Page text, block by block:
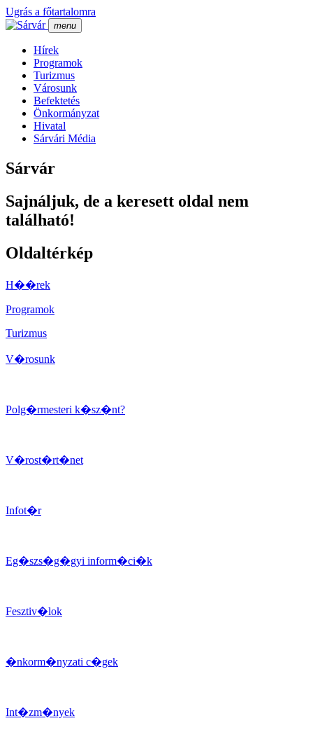
Ugrás a főtartalomra
menu
Hí­rek
Programok
Turizmus
Városunk
Befektetés
Önkormányzat
Hivatal
Sárvári Média
Sárvár
Sajnáljuk, de a keresett oldal nem
található!
Oldaltérkép
H��rek
Programok
Turizmus
V�rosunk
Polg�rmesteri k�sz�nt?
V�rost�rt�net
Infot�r
Eg�szs�g�gyi inform�ci�k
Fesztiv�lok
�nkorm�nyzati c�gek
Int�zm�nyek